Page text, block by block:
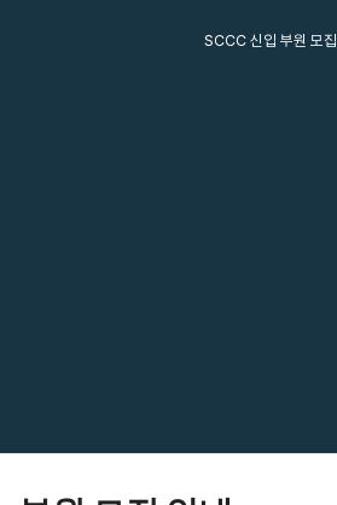
SCCC 신입 부원 모집